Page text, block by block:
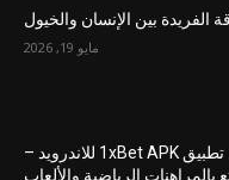
الفريدة بين الإنسان والخيول
مايو 19, 2026
عنوان: تحميل تطبيق 1xBet APK للاندرويد –
بالمراهنات الرياضية والألعاب